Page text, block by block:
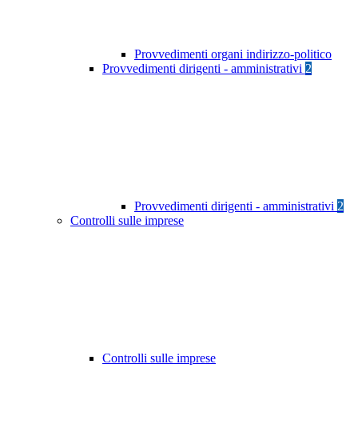
Provvedimenti organi indirizzo-politico
Provvedimenti dirigenti - amministrativi 2
Provvedimenti dirigenti - amministrativi 2
Controlli sulle imprese
Controlli sulle imprese